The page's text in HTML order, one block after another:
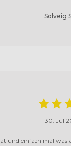
Solveig
30. Jul
und einfach mal was